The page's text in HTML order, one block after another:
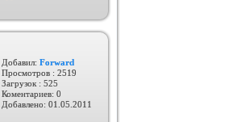
Добавил: Forward
Просмотров : 2519
Загрузок : 525
Коментариев: 0
Добавлено: 01.05.2011